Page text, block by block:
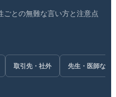
ごとの無難な言い方と注意点
取引先・社外 先生・医師など